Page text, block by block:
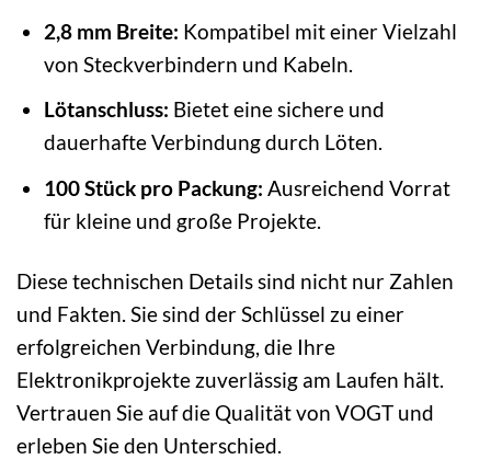
2,8 mm Breite: Kompatibel mit einer Vielzahl
von Steckverbindern und Kabeln.
Lötanschluss: Bietet eine sichere und
dauerhafte Verbindung durch Löten.
100 Stück pro Packung: Ausreichend Vorrat
für kleine und große Projekte.
Diese technischen Details sind nicht nur Zahlen
und Fakten. Sie sind der Schlüssel zu einer
erfolgreichen Verbindung, die Ihre
Elektronikprojekte zuverlässig am Laufen hält.
Vertrauen Sie auf die Qualität von VOGT und
erleben Sie den Unterschied.